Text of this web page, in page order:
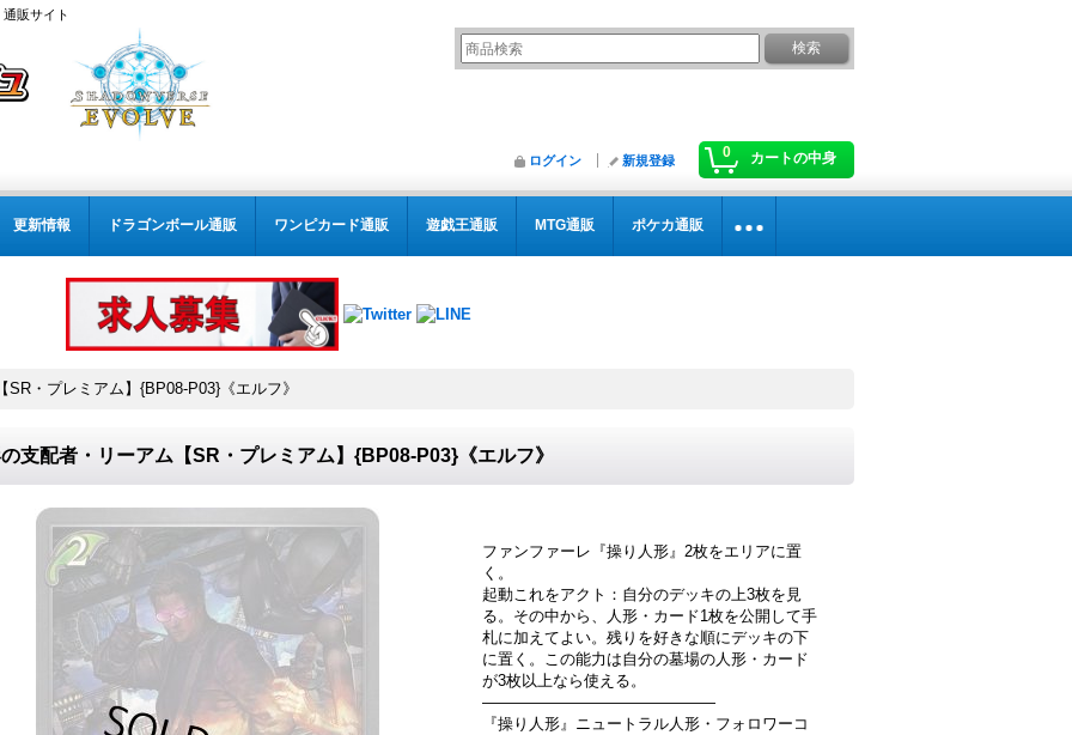
販サイト
0 カートの中身
ログイン 新規登録
更新情報 ドラゴンボール通販 ワンピカード通販 遊戯王通販 MTG通販 ポケカ通販
・プレミアム】{BP08-P03}《エルフ》
支配者・リーアム【SR・プレミアム】{BP08-P03}《エルフ》
ファンファーレ『操り人形』2枚をエリアに置
く。
起動これをアクト：自分のデッキの上3枚を見
る。その中から、人形・カード1枚を公開して手
札に加えてよい。残りを好きな順にデッキの下
に置く。この能力は自分の墓場の人形・カード
が3枚以上なら使える。
―――――――――――――――
『操り人形』ニュートラル人形・フォロワーコ